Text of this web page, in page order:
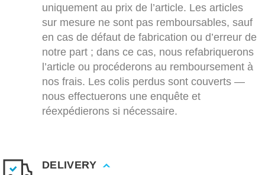
uniquement au prix de l’article. Les articles
sur mesure ne sont pas remboursables, sauf
en cas de défaut de fabrication ou d’erreur de
notre part ; dans ce cas, nous refabriquerons
l’article ou procéderons au remboursement à
nos frais. Les colis perdus sont couverts —
nous effectuerons une enquête et
réexpédierons si nécessaire.
DELIVERY